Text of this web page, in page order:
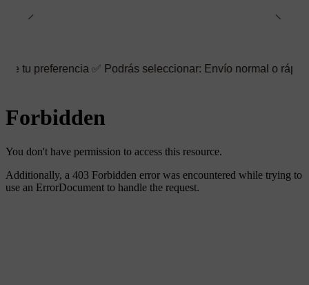
✅ Podrás seleccionar: Envío normal o rápido ☑️